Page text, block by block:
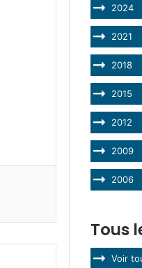
2024
2021
2018
2015
2012
2009
2006
Tous
Voir